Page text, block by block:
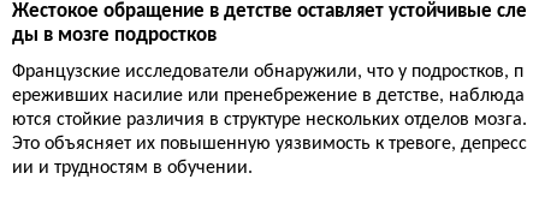
Жестокое обращение в детстве оставляет устойчивые сле
ды в мозге подростков
Французские исследователи обнаружили, что у подростков, п
ереживших насилие или пренебрежение в детстве, наблюда
ются стойкие различия в структуре нескольких отделов мозга.
Это объясняет их повышенную уязвимость к тревоге, депресс
ии и трудностям в обучении.